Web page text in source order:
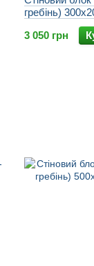
гребінь)
3 050 грн